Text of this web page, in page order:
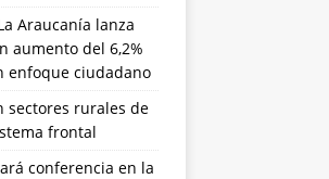
Araucanía lanza
aumento del 6,2%
enfoque ciudadano
sectores rurales de
frontal
conferencia en la